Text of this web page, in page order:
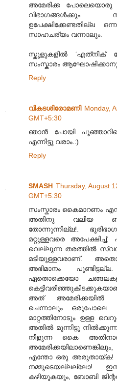
അമേരിക്ക പോലെയൊരു
വിഭാഗങ്ങൾക്കും
ഉപേക്ഷിക്കേണ്ടതില്ല
സാഹചര്യം വന്നാലും.
സ്കൂളുകളിൽ ‘എത്‌നിക്
സംസ്കാരം
Reply
വികടശിരോമണി Monday,
GMT+5:30
ഞാൻ പോയി പൂഞ്ഞാറിലെ
എന്നിട്ടു വരാം.:)
Reply
SMASH Thursday, August
GMT+5:30
സംസ്കാരം കൈമാറണം
അതിനു വലിയ
തോന്നുന്നില്ല!.
മറ്റുള്ളവരെ
വെല്ലുന്ന തരത്തില്‍
മടിയുള്ളവരാണ്‌.
അഭിമാനം
ഏതൊക്കെയോ
അത് അമേരിക്കയില്‍
ചെന്നാലും
മാറ്റത്തിനോടും ഉള്ള
അതില്‍ മുന്നിട്ടു
നീളുന്ന കൈ
എന്തോ ഒരു അരുതായ്ക!
നമ്മുടെയല്ലല്ലോ!
കഴിയുകയും, ബോബി